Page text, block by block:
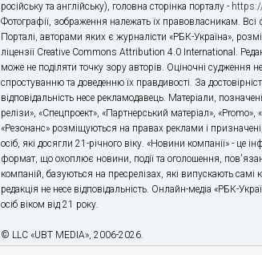
російську та англійську), головна сторінка порталу -
Фотографії, зображення належать їх правовласникам. Всі
Порталі, авторами яких є журналісти «РБК-Україна»,
ліцензії Creative Commons Attribution 4.0 International.
може не поділяти точку зору авторів. Оціночні судження
спростуванню та доведенню їх правдивості. За
відповідальність несе рекламодавець. Матеріали,
релізи», «Спецпроект», «Партнерський матеріал», «Promo»,
«Резонанс» розміщуються на правах реклами і
осіб, які досягли 21-річного віку. «Новини компанії» - це
формат, що охоплює новини, події та оголошення,
компаній, базуються на пресрелізах, які випускають самі
редакція не несе відповідальність. Онлайн-медіа «РБК-
осіб віком від 21 року.
© LLC «UBT MEDIA», 2006-2026.